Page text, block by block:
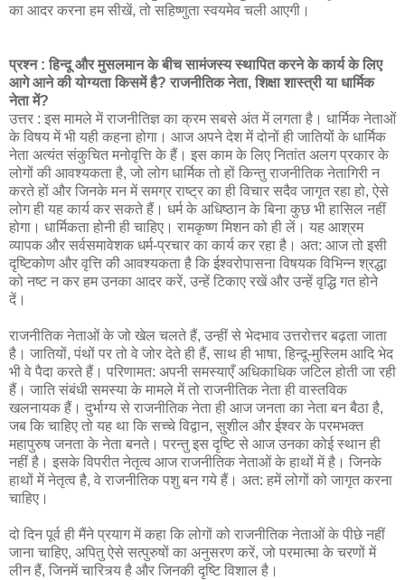
का आदर करना हम सीखें, तो सहिष्णुता स्वयमेव चली आएगी।
प्रश्न : हिन्दू और मुसलमान के बीच सामंजस्य स्थापित करने के कार्य के लिए
आगे आने की योग्यता किसमें है? राजनीतिक नेता, शिक्षा शास्त्री या धार्मिक
नेता में?
उत्तर : इस मामले में राजनीतिज्ञ का क्रम सबसे अंत में लगता है। धार्मिक नेताओं
के विषय में भी यही कहना होगा। आज अपने देश में दोनों ही जातियों के धार्मिक
नेता अत्यंत संकुचित मनोवृत्ति के हैं। इस काम के लिए नितांत अलग प्रकार के
लोगों की आवश्यकता है, जो लोग धार्मिक तो हों किन्तु राजनीतिक नेतागिरी न
करते हों और जिनके मन में समग्र राष्ट्र का ही विचार सदैव जागृत रहा हो, ऐसे
लोग ही यह कार्य कर सकते हैं। धर्म के अधिष्ठान के बिना कुछ भी हासिल नहीं
होगा। धार्मिकता होनी ही चाहिए। रामकृष्ण मिशन को ही लें। यह आश्रम
व्यापक और सर्वसमावेशक धर्म-प्रचार का कार्य कर रहा है। अत: आज तो इसी
दृष्टिकोण और वृत्ति की आवश्यकता है कि ईश्वरोपासना विषयक विभिन्न श्रद्धा
को नष्ट न कर हम उनका आदर करें, उन्हें टिकाए रखें और उन्हें वृद्धि गत होने
दें।
राजनीतिक नेताओं के जो खेल चलते हैं, उन्हीं से भेदभाव उत्तरोत्तर बढ़ता जाता
है। जातियों, पंथों पर तो वे जोर देते ही हैं, साथ ही भाषा, हिन्दू-मुस्लिम आदि भेद
भी वे पैदा करते हैं। परिणामत: अपनी समस्याएँ अधिकाधिक जटिल होती जा रही
हैं। जाति संबंधी समस्या के मामले में तो राजनीतिक नेता ही वास्तविक
खलनायक हैं। दुर्भाग्य से राजनीतिक नेता ही आज जनता का नेता बन बैठा है,
जब कि चाहिए तो यह था कि सच्चे विद्वान, सुशील और ईश्वर के परमभक्त
महापुरुष जनता के नेता बनते। परन्तु इस दृष्टि से आज उनका कोई स्थान ही
नहीं है। इसके विपरीत नेतृत्व आज राजनीतिक नेताओं के हाथों में है। जिनके
हाथों में नेतृत्व है, वे राजनीतिक पशु बन गये हैं। अत: हमें लोगों को जागृत करना
चाहिए।
दो दिन पूर्व ही मैंने प्रयाग में कहा कि लोगों को राजनीतिक नेताओं के पीछे नहीं
जाना चाहिए, अपितु ऐसे सत्पुरुषों का अनुसरण करें, जो परमात्मा के चरणों में
लीन हैं, जिनमें चारित्र्य है और जिनकी दृष्टि विशाल है।